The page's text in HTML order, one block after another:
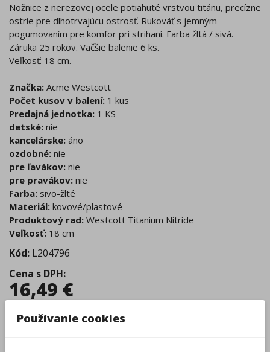
Nožnice z nerezovej ocele potiahuté vrstvou titánu, precízne
ostrie pre dlhotrvajúcu ostrosť. Rukoväť s jemným
pogumovaním pre komfor pri strihaní. Farba žltá / sivá.
Záruka 25 rokov. Väčšie balenie 6 ks.
Veľkosť: 18 cm.
Značka: Acme Westcott
Počet kusov v balení: 1 kus
Predajná jednotka: 1 KS
detské: nie
kancelárske: áno
ozdobné: nie
pre ľavákov: nie
pre pravákov: nie
Farba: sivo-žlté
Materiál: kovové/plastové
Produktový rad: Westcott Titanium Nitride
Veľkosť: 18 cm
Kód: L204796
Cena s DPH:
16,49 €
Tovar je skladom.Dodanie 2 - 5 dní
Používanie cookies